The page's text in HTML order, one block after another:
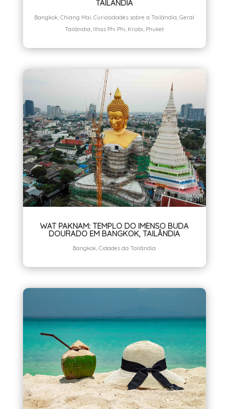
TAILÂNDIA
Bangkok,Chiang Mai,Curiosidades sobre a Tailândia,Geral
Tailândia, Ilhas Phi Phi, Krabi, Phuket
WAT PAKNAM: TEMPLO DO IMENSO BUDA
DOURADO EM BANGKOK, TAILÂNDIA
Bangkok ,Cidades da Tailândia